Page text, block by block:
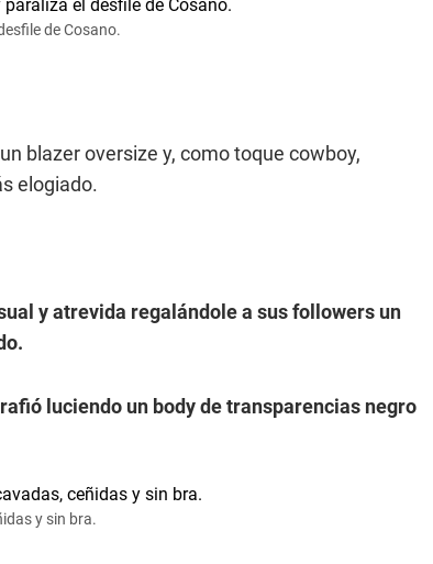
de Cosano.
blazer oversize y, como toque cowboy,
elogiado.
y atrevida regalándole a sus followers un
luciendo un body de transparencias negro
y sin bra.